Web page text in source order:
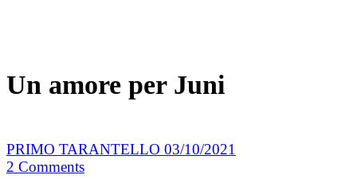
Un amore per Juni
PRIMO TARANTELLO 03/10/2021
2 Comments